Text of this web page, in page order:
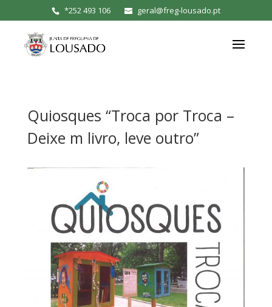
*252 493 106 geral@freg-lousado.pt
Quiosques “Troca por Troca –
Deixe m livro, leve outro”